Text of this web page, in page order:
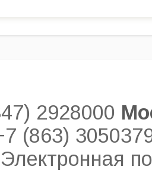
2928000
(863)
Электронная